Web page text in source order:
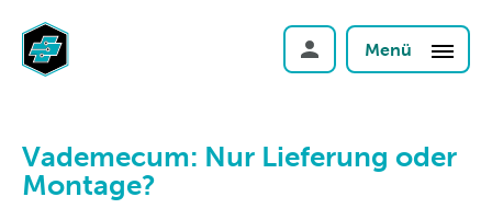
Menü
Vademecum: Nur Lieferung oder
Montage?